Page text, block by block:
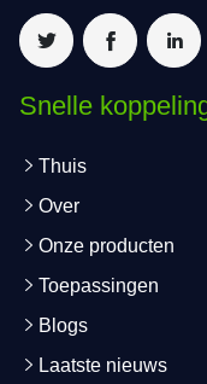
Snelle
Thuis
Over
Onze producten
Toepassingen
Blogs
Laatste nieuws